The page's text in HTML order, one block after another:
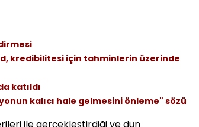
kredibilitesi için tahminlerin üzerinde
katıldı
kalıcı hale gelmesini önleme" sözü